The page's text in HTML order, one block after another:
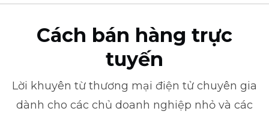
Cách bán hàng trực
tuyến
Lời khuyên từ thương mại điện tử chuyên gia
dành cho các chủ doanh nghiệp nhỏ và các